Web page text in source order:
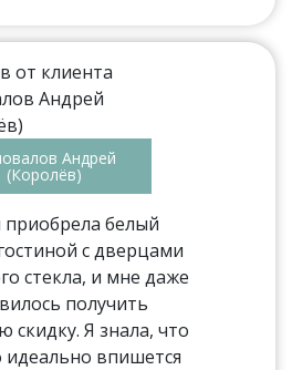
Андрей
(Королёв)
белый
с дверцами
стекла, и мне даже
получить
скидку. Я знала, что
впишется